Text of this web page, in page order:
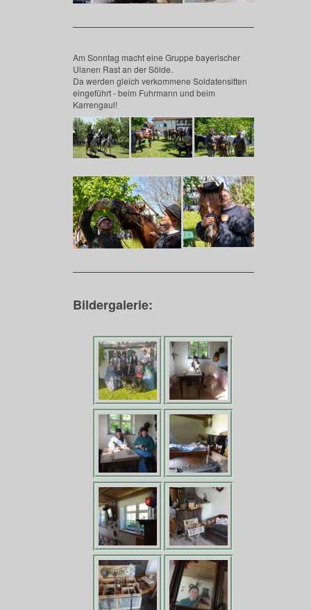
Am Sonntag macht eine Gruppe bayerischer
Ulanen Rast an der Sölde.
Da werden gleich verkommene Soldatensitten
eingeführt - beim Fuhrmann und beim
Karrengaul!
Bildergalerie: